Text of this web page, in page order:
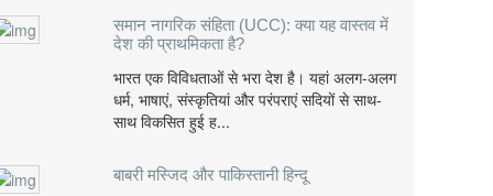
समान नागरिक संहिता (UCC): क्या यह वास्तव में
देश की प्राथमिकता है?
भारत एक विविधताओं से भरा देश है। यहां अलग-अलग
धर्म, भाषाएं, संस्कृतियां और परंपराएं सदियों से साथ-
साथ विकसित हुई ह...
बाबरी मस्जिद और पाकिस्तानी हिन्दू